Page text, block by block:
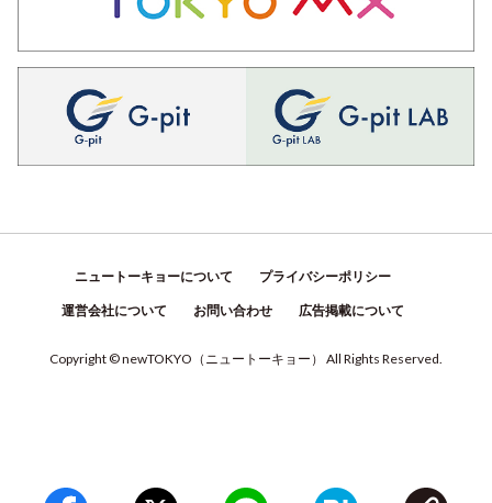
ニュートーキョーについて プライバシーポリシー
運営会社について お問い合わせ 広告掲載について
Copyright © newTOKYO （ ニュートーキョー ） All Rights Reserved.